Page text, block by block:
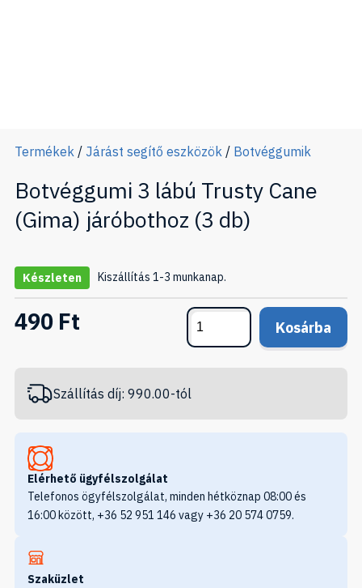
Termékek / Járást segítő eszközök / Botvéggumik
Botvéggumi 3 lábú Trusty Cane
(Gima) járóbothoz (3 db)
Készleten Kiszállítás 1-3 munkanap.
490 Ft Kosárba
Szállítás díj: 990.00-tól
Elérhető ügyfélszolgálat
Telefonos ögyfélszolgálat, minden hétköznap 08:00 és
16:00 között, +36 52 951 146 vagy +36 20 574 0759.
Szaküzlet